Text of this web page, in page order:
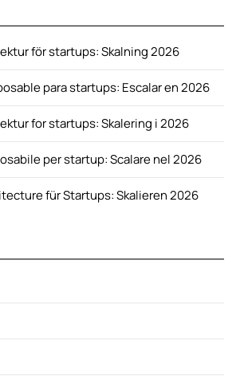
för startups: Skalning 2026
para startups: Escalar en 2026
for startups: Skalering i 2026
per startup: Scalare nel 2026
für Startups: Skalieren 2026